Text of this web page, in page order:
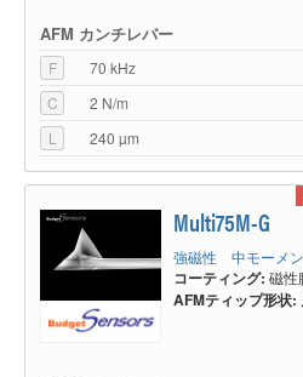
AFM カンチレバー
F
70 kHz
C
2 N/m
L
240 µm
Multi75M-G
強磁性 中モーメ
コーティング: 磁性
AFMティップ形状: